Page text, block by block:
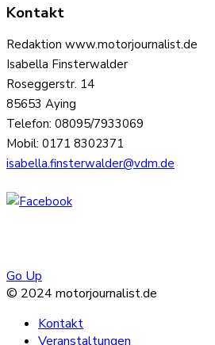
Kontakt
Redaktion www.motorjournalist.de
Isabella Finsterwalder
Roseggerstr. 14
85653 Aying
Telefon: 08095/7933069
Mobil: 0171 8302371
isabella.finsterwalder@vdm.de
Go Up
© 2024 motorjournalist.de
Kontakt
Veranstaltungen